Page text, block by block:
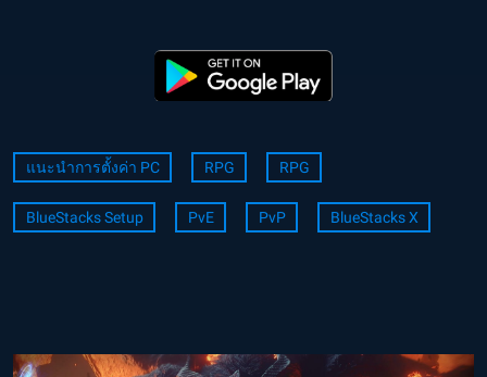
แนะนำการตั้งค่า PC RPG RPG
BlueStacks Setup PvE PvP BlueStacks X